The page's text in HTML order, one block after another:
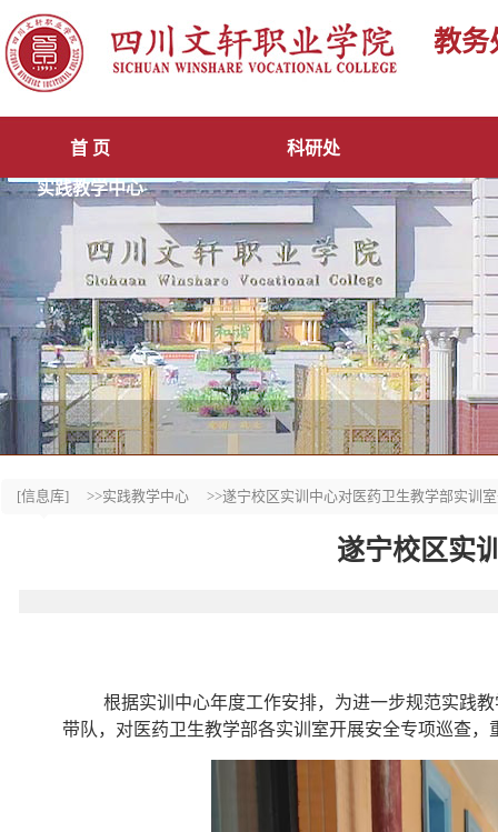
[信息库] >>实践教学中心 >>遂宁校区实训中心对医药卫生教学部实训
遂宁校区实
根据实训中心年度工作安排，为进一步规范实践
带队，对医药卫生教学部各实训室开展安全专项巡查
首 页 科研处
实践教学中心
教务